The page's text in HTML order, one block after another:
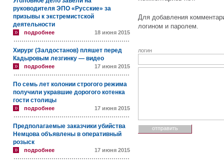
руководителя ЭПО «Русские» за
призывы к экстремистской
деятельности
подробнее 18 июня 2015
Хирург (Залдостанов) пляшет перед
Кадыровым лезгинку — видео
подробнее 17 июня 2015
По семь лет колонии строгого режима
получили укравшие дорогого котенка
гости столицы
подробнее 17 июня 2015
Предполагаемые заказчики убийства
Немцова объявлены в оперативный
розыск
подробнее 17 июня 2015
Для добавления
логином и паролем.
логин